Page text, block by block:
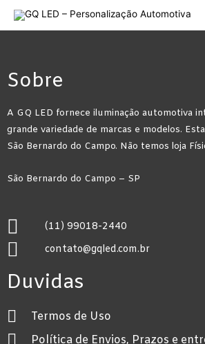
Sobre
A GQ LED fornece iluminação automotiva
grande variedade de marcas e modelos.
São Bernardo do Campo. Não temos loja
São Bernardo do Campo – SP
(11) 99018-2440
contato@gqled.com.br
Duvidas
Termos de Uso
Política de Envios, Prazos e